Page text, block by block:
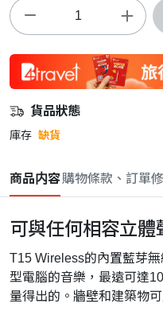
貨品狀態
庫存 缺貨
商品内容購物條款、訂單
可與任何相容立體
T15 Wireless的內置藍芽
型電腦的音樂，最遠可達
量得出的。牆壁和建築物